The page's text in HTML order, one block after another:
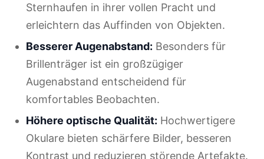
Sternhaufen in ihrer vollen Pracht und
erleichtern das Auffinden von Objekten.
Besserer Augenabstand: Besonders für
Brillenträger ist ein großzügiger
Augenabstand entscheidend für
komfortables Beobachten.
Höhere optische Qualität: Hochwertigere
Okulare bieten schärfere Bilder, besseren
Kontrast und reduzieren störende Artefakte.